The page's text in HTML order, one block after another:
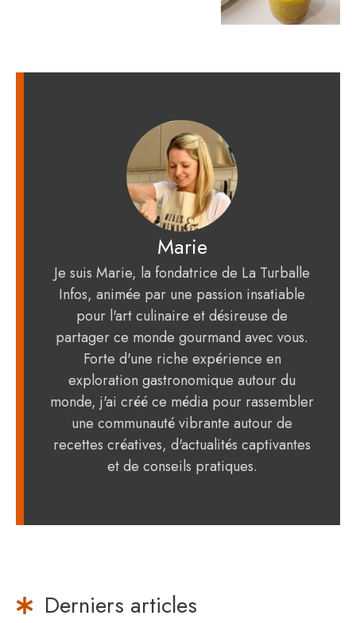
Marie
Je suis Marie, la fondatrice de La Turballe
Infos, animée par une passion insatiable
pour l'art culinaire et désireuse de
partager ce monde gourmand avec vous.
Forte d'une riche expérience en
exploration gastronomique autour du
monde, j'ai créé ce média pour rassembler
une communauté vibrante autour de
recettes créatives, d'actualités captivantes
et de conseils pratiques.
Derniers articles